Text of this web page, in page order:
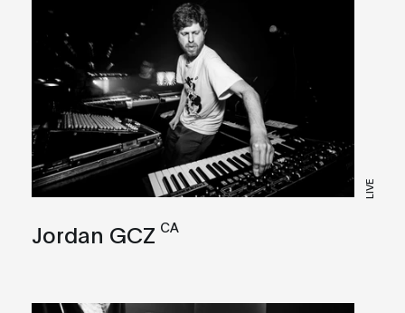
LIVE
Jordan GCZ CA